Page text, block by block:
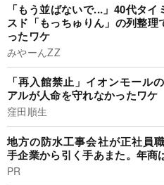
「もう並ばないで...」40代タイ
スド「もっちゅりん」の列整理
ったワケ
みやーんZZ
「再入館禁止」イオンモール
アルが人命を守れなかったワケ
窪田順生
地方の防水工事会社が正社員
手企業から引く手あまた。年商
PR